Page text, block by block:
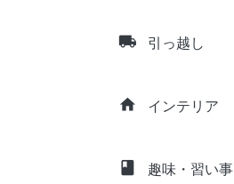
local_shipping 引っ越し
home インテリア
class 趣味・習い事